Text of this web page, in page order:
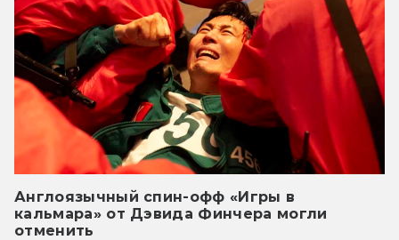
Англоязычный спин-офф «Игры в
кальмара» от Дэвида Финчера могли
отменить